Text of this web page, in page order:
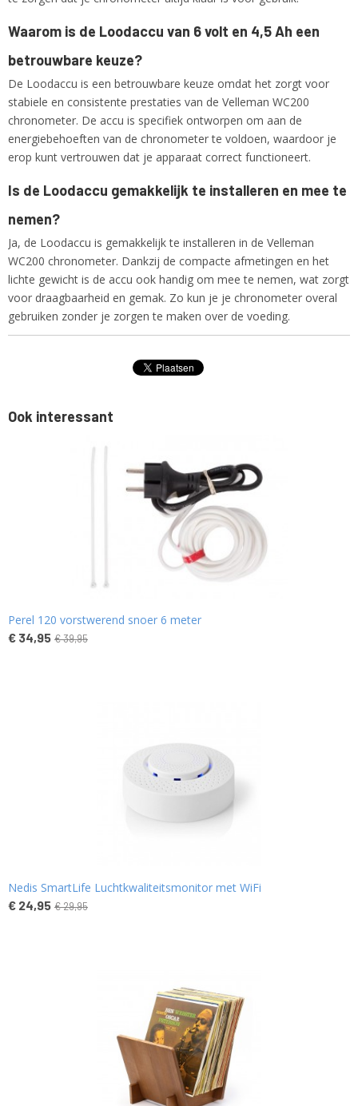
Waarom is de Loodaccu van 6 volt en 4,5 Ah een
betrouwbare keuze?
De Loodaccu is een betrouwbare keuze omdat het zorgt voor
stabiele en consistente prestaties van de Velleman WC200
chronometer. De accu is specifiek ontworpen om aan de
energiebehoeften van de chronometer te voldoen, waardoor je
erop kunt vertrouwen dat je apparaat correct functioneert.
Is de Loodaccu gemakkelijk te installeren en mee te
nemen?
Ja, de Loodaccu is gemakkelijk te installeren in de Velleman
WC200 chronometer. Dankzij de compacte afmetingen en het
lichte gewicht is de accu ook handig om mee te nemen, wat zorgt
voor draagbaarheid en gemak. Zo kun je je chronometer overal
gebruiken zonder je zorgen te maken over de voeding.
Ook interessant
Perel 120 vorstwerend snoer 6 meter
€ 34,95 € 39,95
Nedis SmartLife Luchtkwaliteitsmonitor met WiFi
€ 24,95 € 29,95